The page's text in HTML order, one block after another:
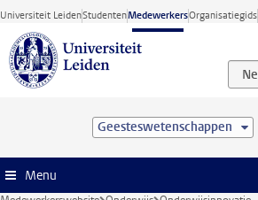
Ga direct naar de inhoud
Universiteit LeidenStudentenMedewerkersOrganisatiegids
Geesteswetenschappen
Menu